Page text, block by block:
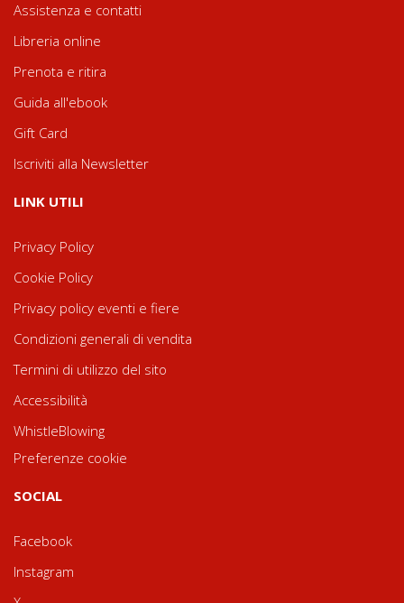
Assistenza e contatti
Libreria online
Prenota e ritira
Guida all'ebook
Gift Card
Iscriviti alla Newsletter
LINK UTILI
Privacy Policy
Cookie Policy
Privacy policy eventi e fiere
Condizioni generali di vendita
Termini di utilizzo del sito
Accessibilità
WhistleBlowing
Preferenze cookie
SOCIAL
Facebook
Instagram